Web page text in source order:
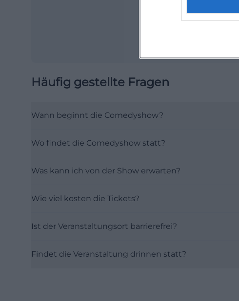
Häufig gestellte Fragen
Wann beginnt die Comedyshow?
Wo findet die Comedyshow statt?
Was kann ich von der Show erwarten?
Wie viel kosten die Tickets?
Ist der Veranstaltungsort barrierefrei?
Findet die Veranstaltung drinnen statt?